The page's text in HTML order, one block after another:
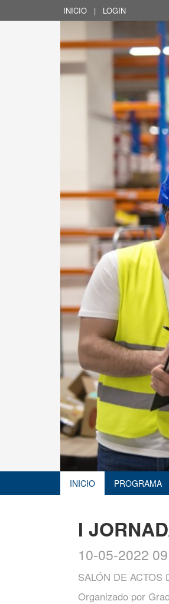
INICIO | LOGIN
INICIO PROGRAMA
I
10-05-2022
SALÓN DE ACTOS
Organizado por